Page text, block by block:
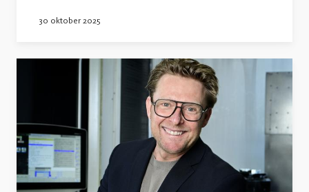
30 oktober 2025